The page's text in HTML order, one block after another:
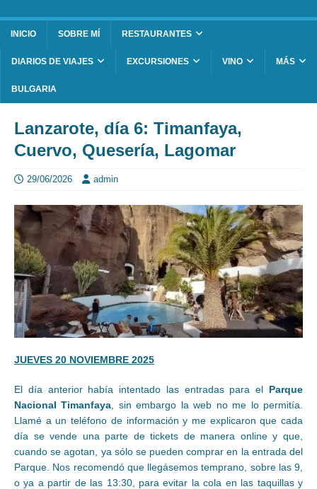
INICIO SOBRE MÍ RESTAURANTES
DIARIOS DE VIAJES EXCURSIONES VINO MÁS
BULGARIA
Lanzarote, día 6: Timanfaya,
Cuervo, Quesería, Lagomar
29/06/2026 admin
JUEVES 20 NOVIEMBRE 2025
El día anterior había intentado las entradas para el Parque
Nacional Timanfaya , sin embargo la web no me lo permitía.
Llamé a un teléfono de información y me explicaron que cada
día se vende una parte de tickets de manera online y que,
cuando se agotan, ya sólo se pueden comprar en la entrada del
Parque. Nos recomendó que llegásemos temprano, sobre las 9,
o ya a partir de las 13:30, para evitar la cola en las taquillas y